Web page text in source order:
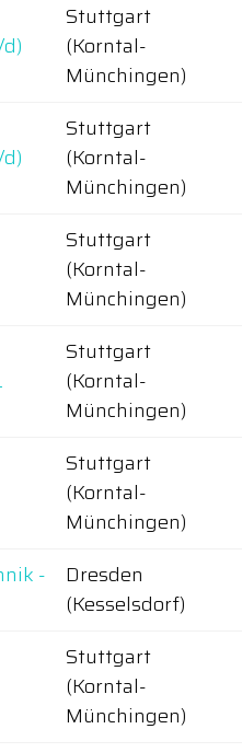
Stuttgart
(Korntal-
Münchingen)
Stuttgart
(Korntal-
Münchingen)
Stuttgart
(Korntal-
Münchingen)
Stuttgart
(Korntal-
Münchingen)
Stuttgart
(Korntal-
Münchingen)
-
Dresden
(Kesselsdorf)
Stuttgart
(Korntal-
Münchingen)